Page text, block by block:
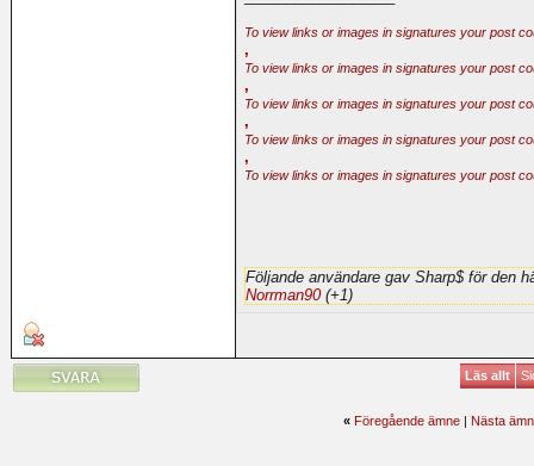
To view links or images in signatures your post
,
To view links or images in signatures your post
,
To view links or images in signatures your post
,
To view links or images in signatures your post
,
To view links or images in signatures your post
Följande användare gav Sharp$ för den
Norrman90(+1)
Läs allt
« Föregående ämne| Nästa